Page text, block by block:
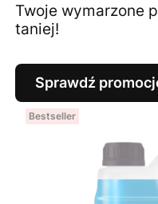
Twoje wymarzone
taniej!
Sprawdź
Bestseller